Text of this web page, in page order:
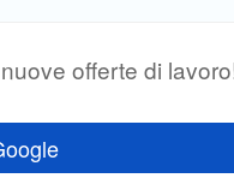
nel settore della
offerte di